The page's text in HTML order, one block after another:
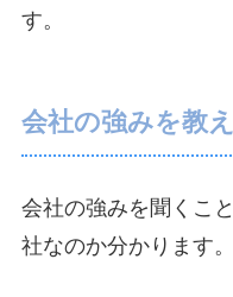
す。
会社の強みを教
会社の強みを聞くこ
社なのか分かります。